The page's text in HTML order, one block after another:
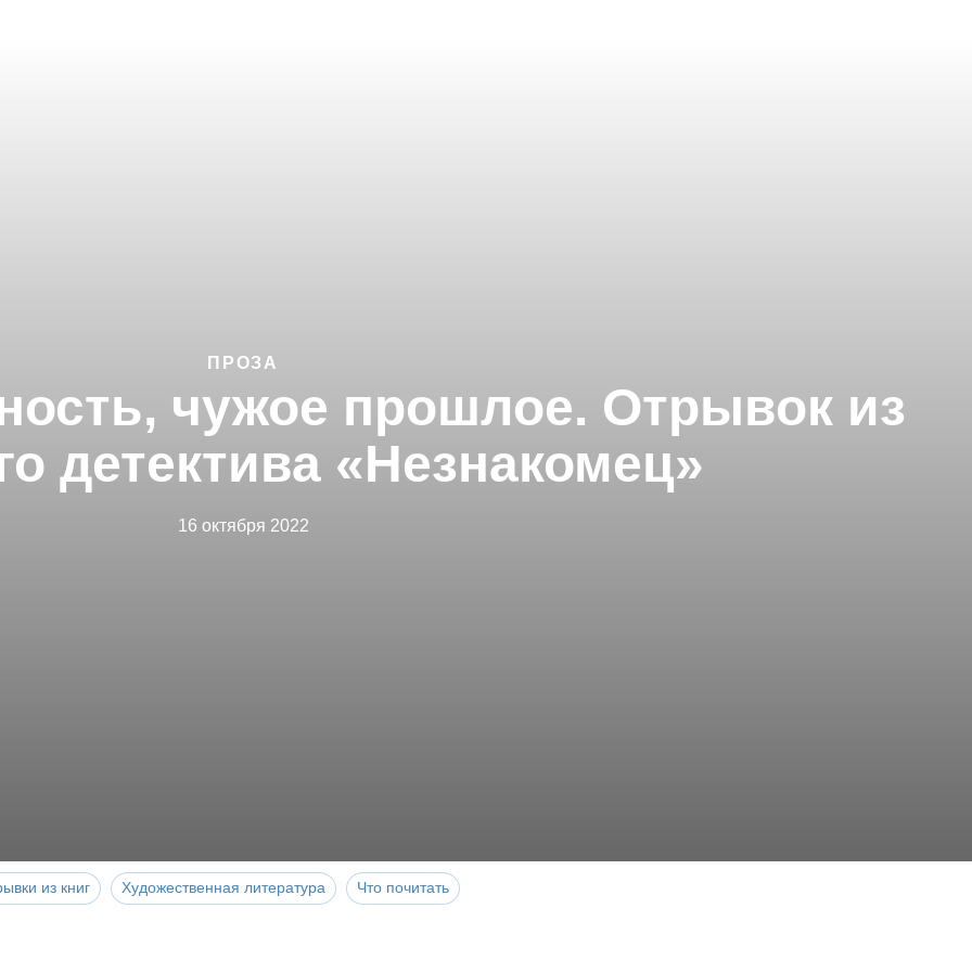
ПРОЗА
чужое прошлое. Отрывок из
детектива «Незнакомец»
16 октября 2022
из книг Художественная литература Что почитать